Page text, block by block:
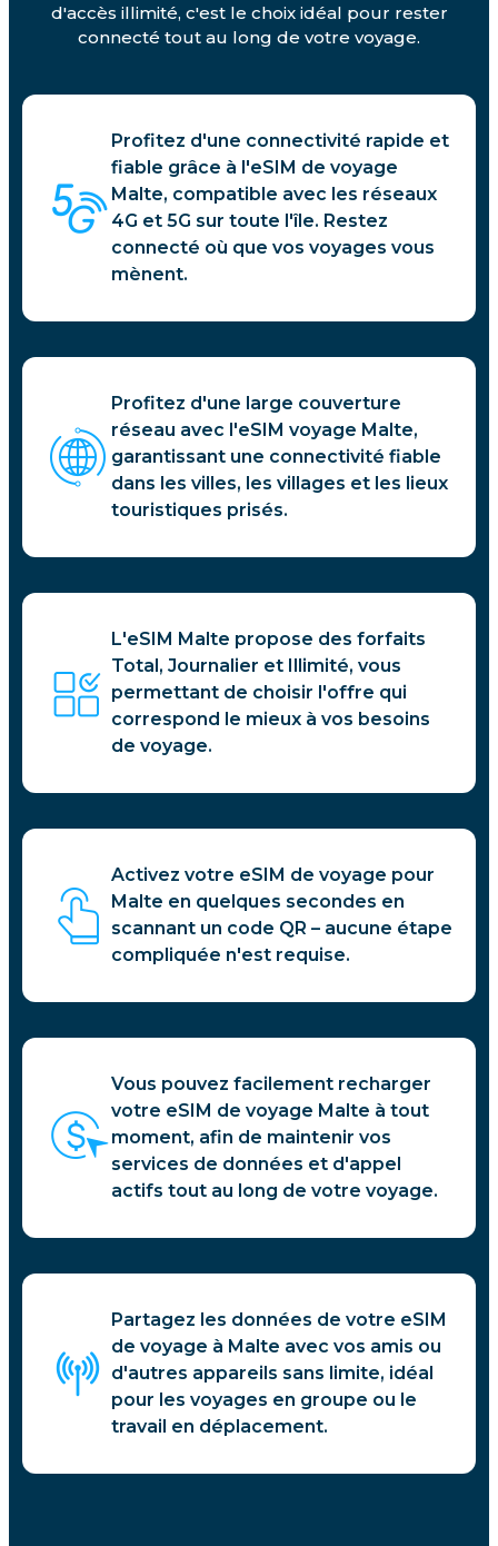
d'accès illimité, c'est le choix idéal pour rester
connecté tout au long de votre voyage.
Profitez d'une connectivité rapide et
fiable grâce à l'eSIM de voyage
Malte, compatible avec les réseaux
4G et 5G sur toute l'île. Restez
connecté où que vos voyages vous
mènent.
Profitez d'une large couverture
réseau avec l'eSIM voyage Malte,
garantissant une connectivité fiable
dans les villes, les villages et les lieux
touristiques prisés.
L'eSIM Malte propose des forfaits
Total, Journalier et Illimité, vous
permettant de choisir l'offre qui
correspond le mieux à vos besoins
de voyage.
Activez votre eSIM de voyage pour
Malte en quelques secondes en
scannant un code QR – aucune étape
compliquée n'est requise.
Vous pouvez facilement recharger
votre eSIM de voyage Malte à tout
moment, afin de maintenir vos
services de données et d'appel
actifs tout au long de votre voyage.
Partagez les données de votre eSIM
de voyage à Malte avec vos amis ou
d'autres appareils sans limite, idéal
pour les voyages en groupe ou le
travail en déplacement.